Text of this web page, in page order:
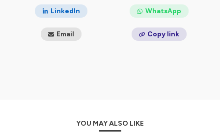
LinkedIn WhatsApp
Email Copy link
YOU MAY ALSO LIKE